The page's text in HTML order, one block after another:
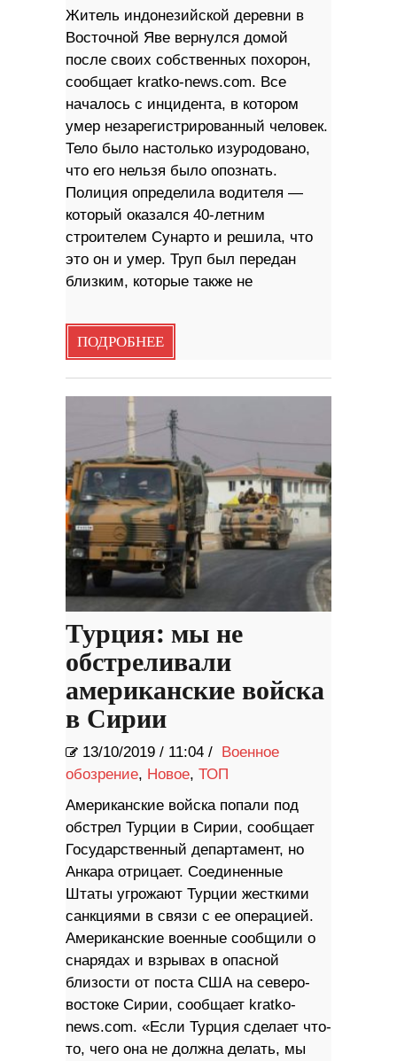
Житель индонезийской деревни в
Восточной Яве вернулся домой
после своих собственных похорон,
сообщает kratko-news.com. Все
началось с инцидента, в котором
умер незарегистрированный человек.
Тело было настолько изуродовано,
что его нельзя было опознать.
Полиция определила водителя —
который оказался 40-летним
строителем Сунарто и решила, что
это он и умер. Труп был передан
близким, которые также не
ПОДРОБНЕЕ
Турция: мы не
обстреливали
американские войска
в Сирии
13/10/2019 / 11:04 / Военное
обозрение, Новое, ТОП
Американские войска попали под
обстрел Турции в Сирии, сообщает
Государственный департамент, но
Анкара отрицает. Соединенные
Штаты угрожают Турции жесткими
санкциями в связи с ее операцией.
Американские военные сообщили о
снарядах и взрывах в опасной
близости от поста США на северо-
востоке Сирии, сообщает kratko-
news.com. «Если Турция сделает что-
то, чего она не должна делать, мы